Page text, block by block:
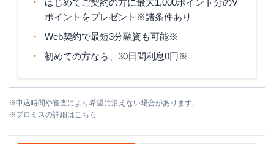
はじめてご契約の方に最大1,000ポイント分のV
ポイントをプレゼント※諸条件あり
Web契約で最短3分融資も可能※
初めての方なら、30日間利息0円※
※申込時間や審査により希望に沿えない場合があります。
※プロミスの詳細はこちら